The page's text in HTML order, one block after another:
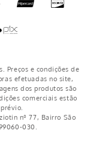
Preços e condições de
efetuadas no site,
dos produtos são
comerciais estão
nº 77, Bairro São
030.